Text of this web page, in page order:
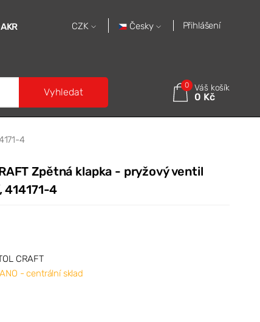
CZK Česky Přihlášení
0 Váš košík
0 Kč
Vyhledat
4
Zpětná klapka - pryžový ventil
414171-4
CRAFT
ANO - centrální sklad